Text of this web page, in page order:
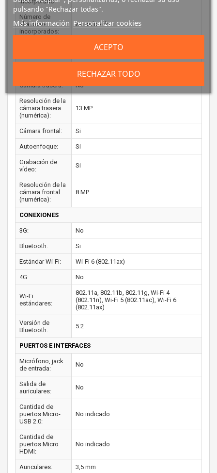
Número de
altavoces
incorporados:
No indicado
No indicado
CÁMARA FOTOGRÁFICA
Cámara trasera: No
Resolución de la
cámara trasera
(numérica):
13 MP
Cámara frontal: Si
Autoenfoque: Si
Grabación de
vídeo:
Si
Resolución de la
cámara frontal
(numérica):
8 MP
CONEXIONES
3G: No
Bluetooth: Si
Estándar Wi-Fi: Wi-Fi 6 (802.11ax)
4G: No
Wi-Fi
estándares:
802.11a, 802.11b, 802.11g, Wi-Fi 4
(802.11n), Wi-Fi 5 (802.11ac), Wi-Fi 6
(802.11ax)
Versión de
Bluetooth:
5.2
PUERTOS E INTERFACES
Micrófono, jack
de entrada:
No
Salida de
auriculares:
No
Cantidad de
puertos Micro-
USB 2.0:
No indicado
Cantidad de
puertos Micro
HDMI:
No indicado
Auriculares: 3,5 mm
pulsando "Rechazar todas".
Más información Personalizar cookies
RECHAZAR TODO
ACEPTO